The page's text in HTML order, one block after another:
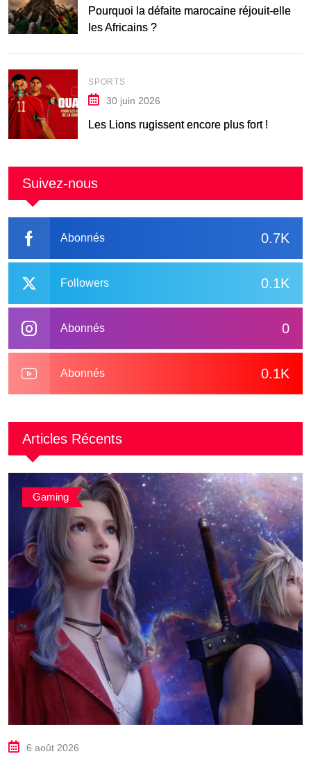
Pourquoi la défaite marocaine réjouit-elle
les Africains ?
SPORTS
30 juin 2026
Les Lions rugissent encore plus fort !
Suivez-nous
0.7K
Abonnés
0.1K
Followers
0
Abonnés
0.1K
Abonnés
Articles Récents
Gaming
6 août 2026